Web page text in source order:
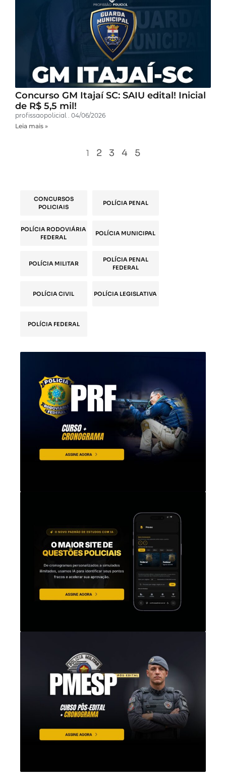
Concurso GM Itajaí SC: SAIU edital! Inicial
de R$ 5,5 mil!
profissaopolicial
04/06/2026
Leia mais »
1 2 3 4 5
CONCURSOS
POLICIAIS
POLÍCIA PENAL
POLÍCIA RODOVIÁRIA
FEDERAL
POLÍCIA MUNICIPAL
POLÍCIA MILITAR
POLÍCIA PENAL
FEDERAL
POLÍCIA CIVIL POLÍCIA LEGISLATIVA
POLÍCIA FEDERAL